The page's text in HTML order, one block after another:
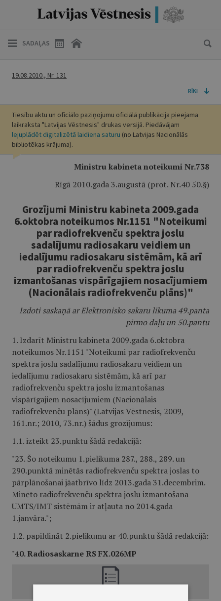
SADAĻAS
19.08.2010., Nr. 131
RĪKI
Tiesību aktu un oficiālo paziņojumu oficiālā publikācija pieejama
laikraksta "Latvijas Vēstnesis" drukas versijā. Piedāvājam
lejuplādēt digitalizētā laidiena saturu (no Latvijas Nacionālās
bibliotēkas krājuma).
Ministru kabineta noteikumi Nr.738
Rīgā 2010.gada 3.augustā (prot. Nr.40 50.§)
Grozījumi Ministru kabineta 2009.gada
6.oktobra noteikumos Nr.1151 "Noteikumi
par radiofrekvenču spektra joslu
sadalījumu radiosakaru veidiem un
iedalījumu radiosakaru sistēmām, kā arī
par radiofrekvenču spektra joslu
izmantošanas vispārīgajiem nosacījumiem
(Nacionālais radiofrekvenču plāns)"
Izdoti saskaņā ar Elektronisko sakaru likuma 49.panta
pirmo daļu un 50.pantu
1. Izdarīt Ministru kabineta 2009.gada 6.oktobra
noteikumos Nr.1151 "Noteikumi par radiofrekvenču
spektra joslu sadalījumu radiosakaru veidiem un
iedalījumu radiosakaru sistēmām, kā arī par
radiofrekvenču spektra joslu izmantošanas
vispārīgajiem nosacījumiem (Nacionālais
radiofrekvenču plāns)" (Latvijas Vēstnesis, 2009,
161.nr.; 2010, 73.nr.) šādus grozījumus:
1.1. izteikt 23.punktu šādā redakcijā:
"23. Šo noteikumu 1.pielikuma 287., 288., 289. un
290.punktā minētās radiofrekvenču spektra joslas to
pārplānošanai jāatbrīvo līdz 2013.gada 31.decembrim.
Minēto radiofrekvenču spektra joslu izmantošana
UMTS/IMT sistēmām ir atļauta no 2014.gada
1.janvāra.";
1.2. papildināt 2.pielikumu ar 40.punktu šādā redakcijā:
"40. Radiosaskarne RS FX.026MP